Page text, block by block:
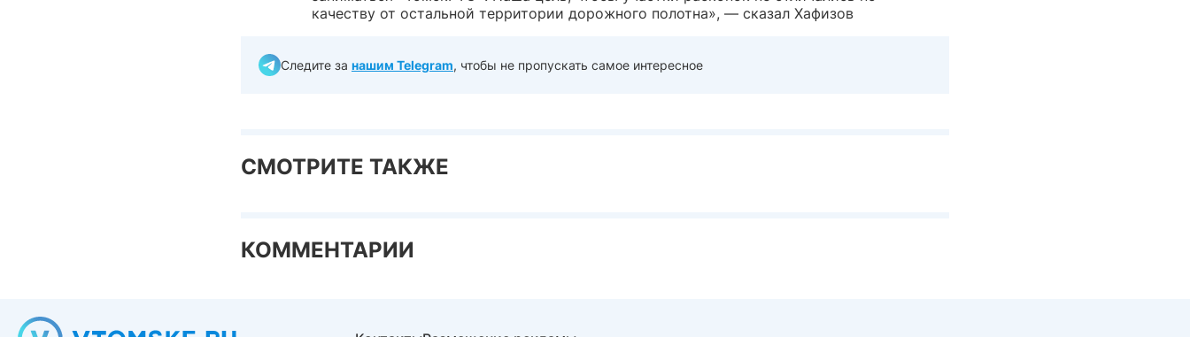
качеству от остальной территории дорожного полотна», — сказал Хафизов
Следите за нашим Telegram, чтобы не пропускать самое интересное
СМОТРИТЕ ТАКЖЕ
КОММЕНТАРИИ